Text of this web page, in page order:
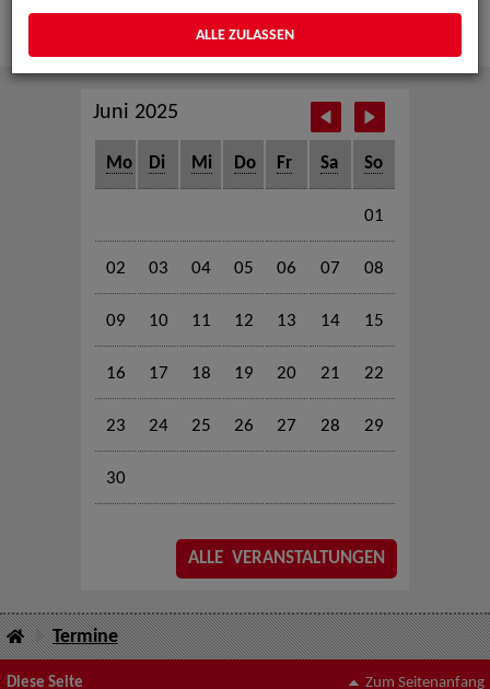
Mehr
Juni 2025
Mo Di Mi Do Fr Sa So
01
02 03 04 05 06 07 08
09 10 11 12 13 14 15
16 17 18 19 20 21 22
23 24 25 26 27 28 29
30
ALLE VERANSTALTUNGEN
Termine
Diese Seite Zum Seitenanfang
ALLE ZULASSEN